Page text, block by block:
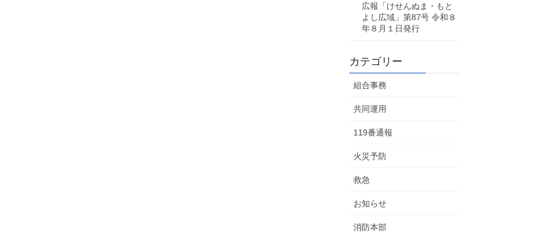
広報「けせんぬま・もと
よし広域」第87号 令和８
年８月１日発行
カテゴリー
組合事務
共同運用
119番通報
火災予防
救急
お知らせ
消防本部